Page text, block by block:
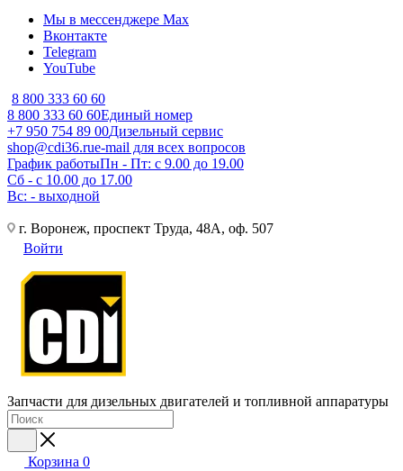
Мы в мессенджере Max
Вконтакте
Telegram
YouTube
8 800 333 60 60
8 800 333 60 60Единый номер
+7 950 754 89 00Дизельный сервис
shop@cdi36.rue-mail для всех вопросов
График работыПн - Пт: с 9.00 до 19.00
Сб - с 10.00 до 17.00
Вс: - выходной
г. Воронеж, проспект Труда, 48А, оф. 507
Войти
Запчасти для дизельных двигателей и топливной аппаратуры
Корзина 0